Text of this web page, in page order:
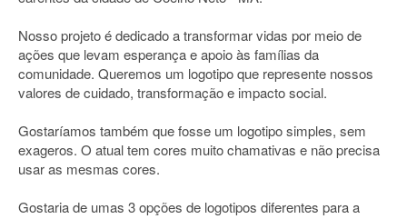
Nosso projeto é dedicado a transformar vidas por meio de
ações que levam esperança e apoio às famílias da
comunidade. Queremos um logotipo que represente nossos
valores de cuidado, transformação e impacto social.
Gostaríamos também que fosse um logotipo simples, sem
exageros. O atual tem cores muito chamativas e não precisa
usar as mesmas cores.
Gostaria de umas 3 opções de logotipos diferentes para a